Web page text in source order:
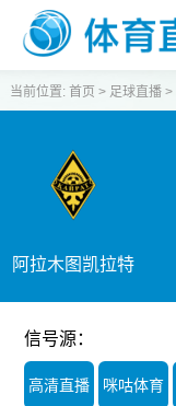
当前位置: 首页 > 足球直播>
阿拉木图凯拉特
信号源：
高清直播 咪咕体育